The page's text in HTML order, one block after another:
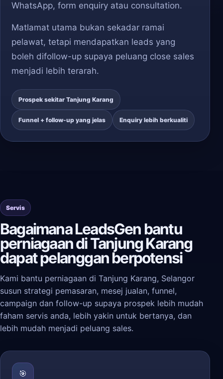
WhatsApp, form enquiry atau consultation.
Matlamat utama bukan sekadar ramai
pelawat, tetapi mendapatkan leads yang
boleh difollow-up supaya peluang close sales
menjadi lebih terarah.
Prospek sekitar Tanjung Karang
Funnel + follow-up yang jelas Enquiry lebih berkualiti
Servis
Bagaimana LeadsGen bantu
perniagaan di Tanjung Karang
dapat pelanggan berpotensi
Kami bantu perniagaan di Tanjung Karang, Selangor
susun strategi pemasaran, mesej jualan, funnel,
campaign dan follow-up supaya prospek lebih mudah
faham servis anda, lebih yakin untuk bertanya, dan
lebih mudah menjadi peluang sales.
🎯